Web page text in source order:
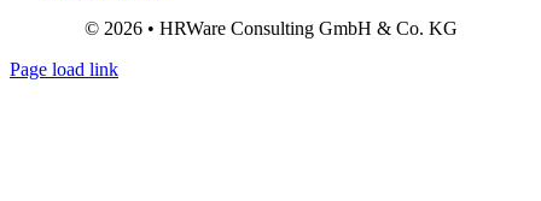
© 2026 • HRWare Consulting GmbH & Co. KG
Page load link